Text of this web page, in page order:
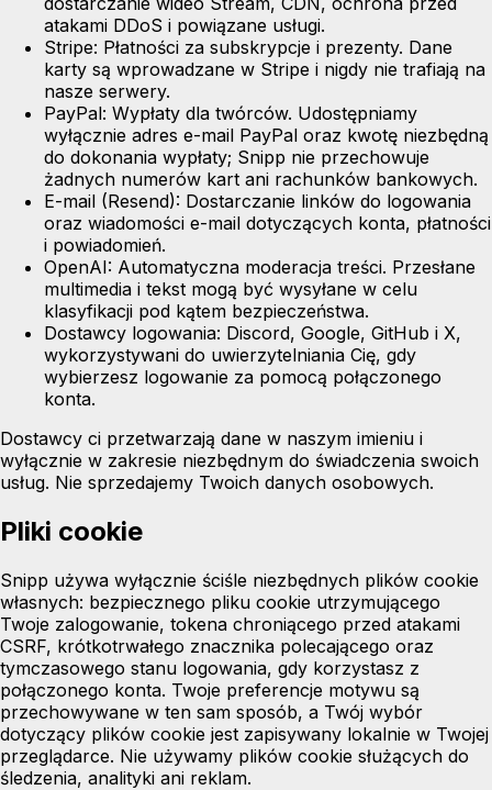
atakami DDoS i powiązane usługi.
Stripe: Płatności za subskrypcje i prezenty. Dane
karty są wprowadzane w Stripe i nigdy nie trafiają na
nasze serwery.
PayPal: Wypłaty dla twórców. Udostępniamy
wyłącznie adres e-mail PayPal oraz kwotę niezbędną
do dokonania wypłaty; Snipp nie przechowuje
żadnych numerów kart ani rachunków bankowych.
E-mail (Resend): Dostarczanie linków do logowania
oraz wiadomości e-mail dotyczących konta, płatności
i powiadomień.
OpenAI: Automatyczna moderacja treści. Przesłane
multimedia i tekst mogą być wysyłane w celu
klasyfikacji pod kątem bezpieczeństwa.
Dostawcy logowania: Discord, Google, GitHub i X,
wykorzystywani do uwierzytelniania Cię, gdy
wybierzesz logowanie za pomocą połączonego
konta.
Dostawcy ci przetwarzają dane w naszym imieniu i
wyłącznie w zakresie niezbędnym do świadczenia swoich
usług. Nie sprzedajemy Twoich danych osobowych.
Pliki cookie
Snipp używa wyłącznie ściśle niezbędnych plików cookie
własnych: bezpiecznego pliku cookie utrzymującego
Twoje zalogowanie, tokena chroniącego przed atakami
CSRF, krótkotrwałego znacznika polecającego oraz
tymczasowego stanu logowania, gdy korzystasz z
połączonego konta. Twoje preferencje motywu są
przechowywane w ten sam sposób, a Twój wybór
dotyczący plików cookie jest zapisywany lokalnie w Twojej
przeglądarce. Nie używamy plików cookie służących do
śledzenia, analityki ani reklam.